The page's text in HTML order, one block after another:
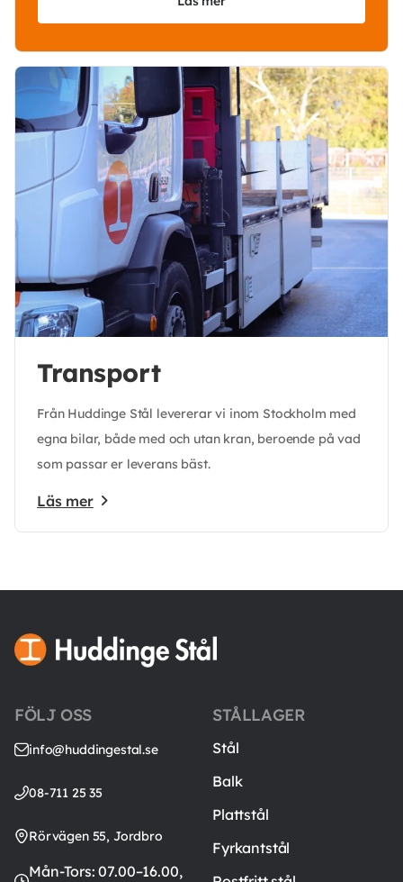
Transport
Från Huddinge Stål levererar vi inom Stockholm med
egna bilar, både med och utan kran, beroende på vad
som passar er leverans bäst.
Läs mer
FÖLJ OSS
info@huddingestal.se
08-711 25 35
Rörvägen 55, Jordbro
Mån-Tors: 07.00–16.00,
STÅLLAGER
Stål
Balk
Plattstål
Fyrkantstål